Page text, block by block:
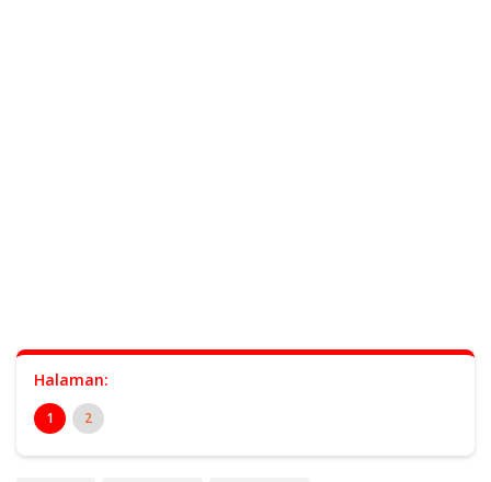
Halaman:
1 2